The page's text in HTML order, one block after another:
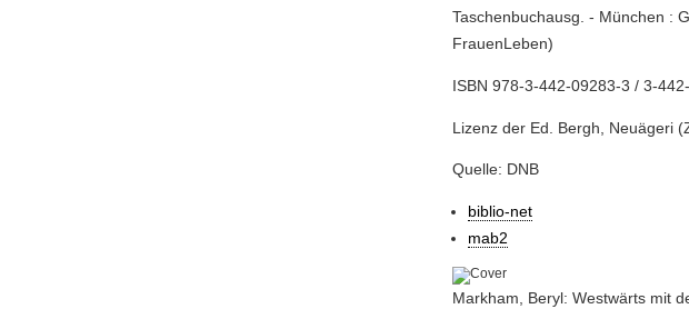
Taschenbuchausg. - München :
FrauenLeben)
ISBN 978-3-442-09283-3 / 3-
Lizenz der Ed. Bergh, Neuägeri
Quelle: DNB
biblio-net
mab2
Markham, Beryl: Westwärts mit